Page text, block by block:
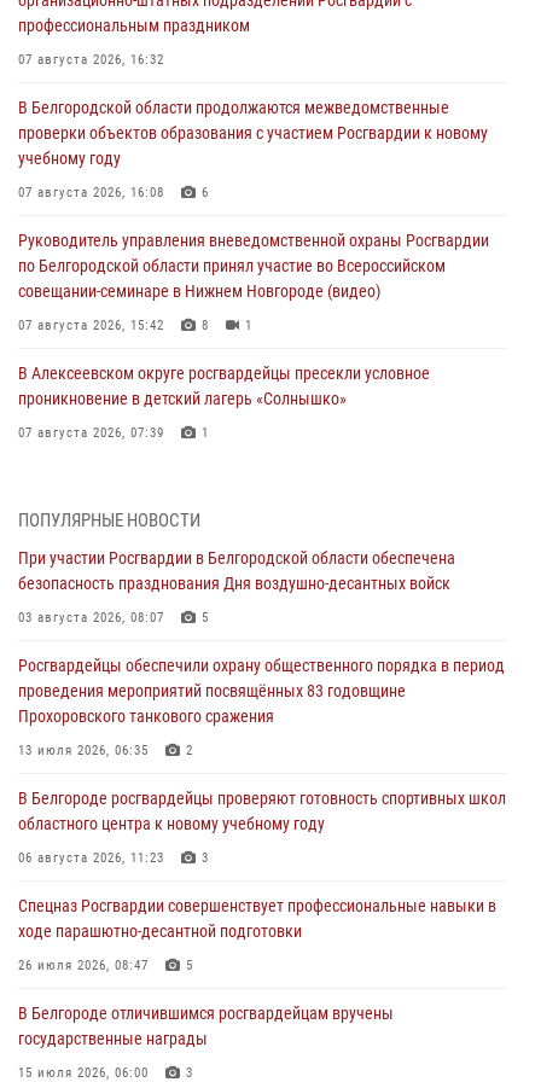
профессиональным праздником
07 августа 2026, 16:32
В Белгородской области продолжаются межведомственные
проверки объектов образования с участием Росгвардии к новому
учебному году
07 августа 2026, 16:08 6
Руководитель управления вневедомственной охраны Росгвардии
по Белгородской области принял участие во Всероссийском
совещании-семинаре в Нижнем Новгороде (видео)
07 августа 2026, 15:42 8 1
В Алексеевском округе росгвардейцы пресекли условное
проникновение в детский лагерь «Солнышко»
07 августа 2026, 07:39 1
Подвиги героев‑росгвардейцев увековечили в новой музейной
экспозиции белгородского музея‑диорамы «Курская битва.
06 августа 2026, 12:05 3
В Белгороде росгвардейцы проверяют готовность спортивных школ
областного центра к новому учебному году
Росгвардия обеспечила общественную безопасность празднования
83-й годовщины освобождения г. Белгорода от немецко -
06 августа 2026, 06:54 3
Офицеры Росгвардии и ветераны войск правопорядка почтили
05 августа 2026, 17:12 2
ПОПУЛЯРНЫЕ НОВОСТИ
При участии Росгвардии в Белгородской области обеспечена
безопасность празднования Дня воздушно-десантных войск
03 августа 2026, 08:07 5
Росгвардейцы обеспечили охрану общественного порядка в период
проведения мероприятий посвящённых 83 годовщине
Прохоровского танкового сражения
13 июля 2026, 06:35 2
В Белгороде росгвардейцы проверяют готовность спортивных школ
областного центра к новому учебному году
06 августа 2026, 11:23 3
Спецназ Росгвардии совершенствует профессиональные навыки в
ходе парашютно-десантной подготовки
26 июля 2026, 08:47 5
В Белгороде отличившимся росгвардейцам вручены
государственные награды
15 июля 2026, 06:00 3